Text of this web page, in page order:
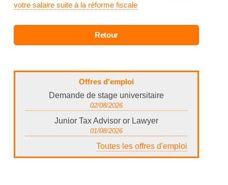
votre salaire suite à la réforme fiscale
Offres d'emploi
Demande de stage universitaire
02/08/2026
Junior Tax Advisor or Lawyer
01/08/2026
Toutes les offres d'emploi